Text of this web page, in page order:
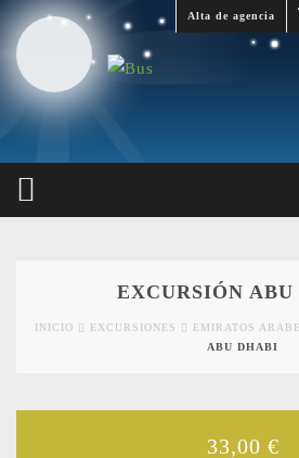
Alta de agencia
EXCURSIÓN
INICIO EXCURSIONES EMIRATOS
ABU DHABI
33,00 €